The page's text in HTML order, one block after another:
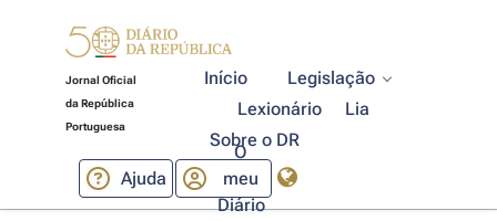
Jornal Oficial
da República
Portuguesa
Início
Legislação
Lexionário
Lia
Sobre o DR
Ajuda
O
meu
Diário